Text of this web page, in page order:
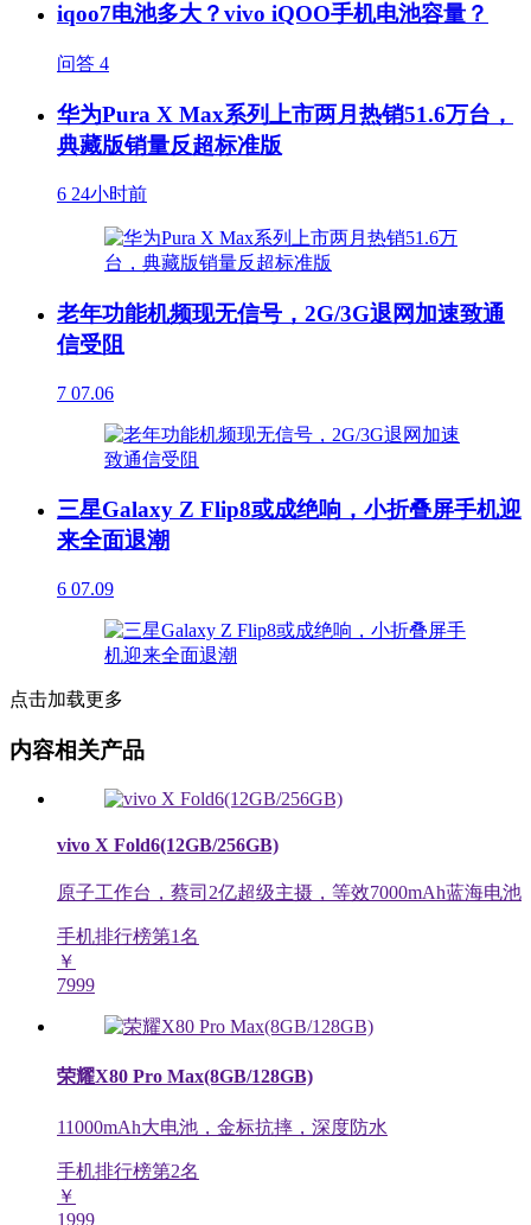
iqoo7电池多大？vivo iQOO手机电池容量？
问答 4
华为Pura X Max系列上市两月热销51.6万台，
典藏版销量反超标准版
6 24小时前
老年功能机频现无信号，2G/3G退网加速致通
信受阻
7 07.06
三星Galaxy Z Flip8或成绝响，小折叠屏手机迎
来全面退潮
6 07.09
点击加载更多
内容相关产品
vivo X Fold6(12GB/256GB)
原子工作台，蔡司2亿超级主摄，等效7000mAh蓝海电池
手机排行榜第1名
￥
7999
荣耀X80 Pro Max(8GB/128GB)
11000mAh大电池，金标抗摔，深度防水
手机排行榜第2名
￥
1999